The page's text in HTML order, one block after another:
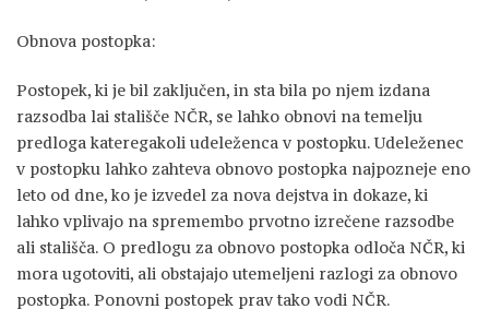
Obnova postopka:
Postopek, ki je bil zaključen, in sta bila po njem izdana
razsodba lai stališče NČR, se lahko obnovi na temelju
predloga kateregakoli udeleženca v postopku. Udeleženec
v postopku lahko zahteva obnovo postopka najpozneje eno
leto od dne, ko je izvedel za nova dejstva in dokaze, ki
lahko vplivajo na spremembo prvotno izrečene razsodbe
ali stališča. O predlogu za obnovo postopka odloča NČR, ki
mora ugotoviti, ali obstajajo utemeljeni razlogi za obnovo
postopka. Ponovni postopek prav tako vodi NČR.